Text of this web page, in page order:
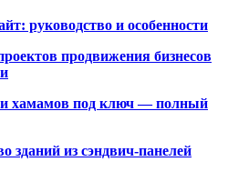
руководство и особенности
продвижения бизнесов
и хамамов под ключ — полный
зданий из сэндвич-панелей